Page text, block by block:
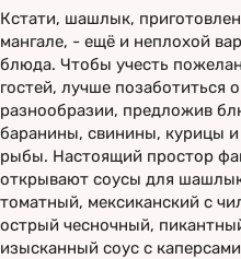
Кстати, шашлык,
мангале, - ещё и неплохой
блюда. Чтобы учесть
гостей, лучше позаботиться о
разнообразии, предложив
баранины, свинины, курицы и
рыбы. Настоящий простор
открывают соусы для
томатный, мексиканский с
острый чесночный,
изысканный соус с